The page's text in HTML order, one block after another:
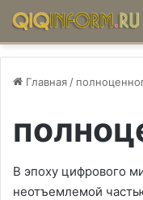
Главная /
В эпоху цифрового
неотъемлемой